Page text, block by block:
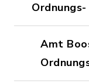
Amt